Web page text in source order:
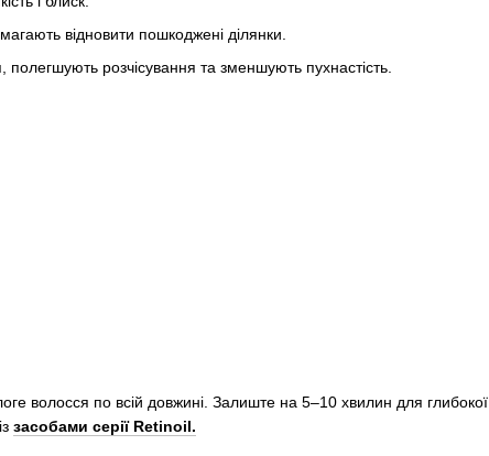
відновити пошкоджені ділянки.
розчісування та зменшують пухнастість.
волосся по всій довжині. Залиште на 5–10 хвилин для
засобами серії Retinoil.